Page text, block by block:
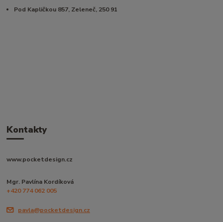
Pod Kapličkou 857, Zeleneč, 250 91
Kontakty
www.pocketdesign.cz
Mgr. Pavlína Kordíková
+420 774 062 005
pavla@pocketdesign.cz